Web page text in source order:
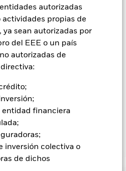
autorizadas
actividades propias de
ya sean autorizadas por
del EEE o un país
autorizadas de
financiera
inversión colectiva o
de dichos
los acontecimientos políticos, las
fondos que se rigen por la
y tienen prohibido invertir
ilegales con arreglo a los
pueden mostrar un
otros fondos que no siguen los
factores de estilo cuyo impacto
puede resultar difícil de predecir.
este Fondo en el marco de
más amplia.
Mostrar menos
Equity Index Fund